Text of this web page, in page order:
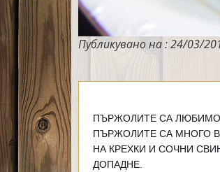
Публикувано на : 24/03/
ПЪРЖОЛИТЕ СА ЛЮБИМО
ПЪРЖОЛИТЕ СА МНОГО
НА КРЕХКИ И СОЧНИ
ДОПАДНЕ.